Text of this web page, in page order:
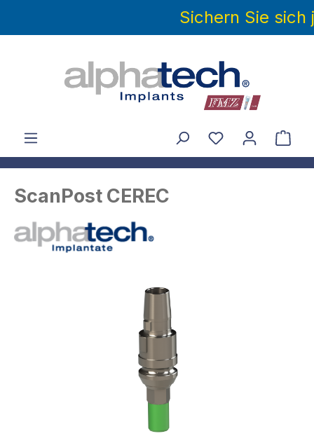
Sichern Sie
ScanPost CEREC
Bildergalerie überspringen